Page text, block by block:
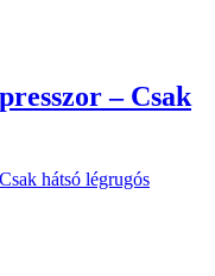
– Csak